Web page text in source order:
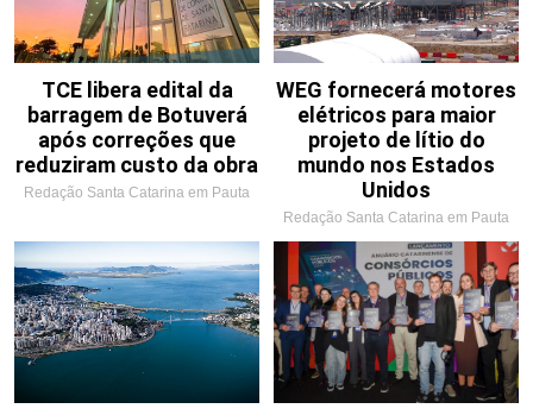
TCE libera edital da
barragem de Botuverá
após correções que
reduziram custo da obra
Redação Santa Catarina em Pauta
WEG fornecerá motores
elétricos para maior
projeto de lítio do
mundo nos Estados
Unidos
Redação Santa Catarina em Pauta